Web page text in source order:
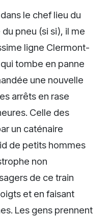
le chef lieu du
pneu (si si), il me
ligne Clermont-
tombe en panne
une nouvelle
arrêts en rase
Celle des
un caténaire
de petits hommes
non
de ce train
et en faisant
Les gens prennent